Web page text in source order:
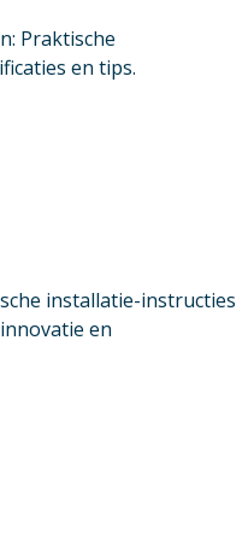
Praktische
en tips.
installatie-instructies
en